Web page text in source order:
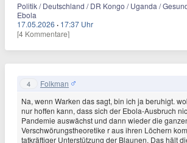
Politik / Deutschland / DR Kongo / Uganda /
Ebola
17.05.2026 · 17:37 Uhr
[4 Kommentare]
4 Folkman
Na, wenn Warken das sagt, bin ich ja beruhigt.
nur hoffen kann, dass sich der Ebola-Ausbruch
Pandemie auswächst und dann wieder die
Verschwörungstheoretike r aus ihren Löchern
tatkräftiger Unterstützung der Blaunen. Das hält